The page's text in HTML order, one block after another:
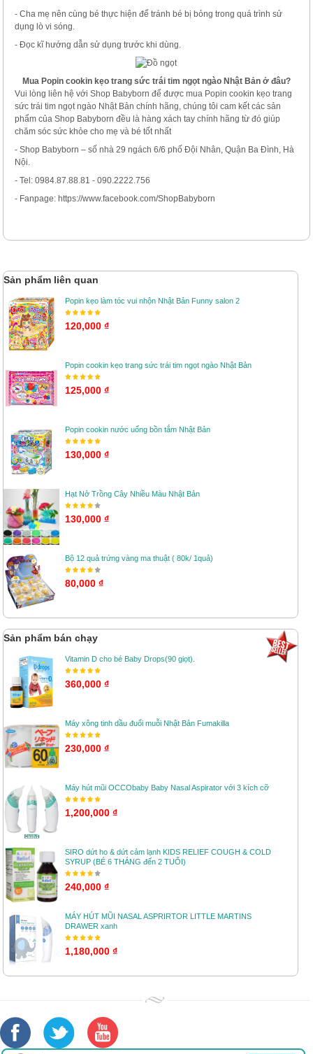
- Cha mẹ nên cùng bé thực hiện để tránh bé bị bỏng trong quá trình sử
dụng lò vi sóng.
- Đọc kĩ hướng dẫn sử dụng trước khi dùng.
Mua Popin cookin kẹo trang sức trái tim ngọt ngào Nhật Bản ở đâu?
Vui lòng liên hệ với Shop Babyborn để được mua Popin cookin kẹo trang
sức trái tim ngọt ngào Nhật Bản chính hãng, chúng tôi cam kết các sản
phẩm của Shop Babyborn đều là hàng xách tay chính hãng từ đó giúp
chăm sóc sức khỏe cho mẹ và bé tốt nhất
- Shop Babyborn – số nhà 29 ngách 6/6 phố Đội Nhân, Quận Ba Đình, Hà
Nội.
- Tel: 0984.87.88.81 - 090.2222.756
- Fanpage: https://www.facebook.com/ShopBabyborn
Sản phẩm liên quan
Popin kẹo làm tóc vui nhộn Nhật Bản Funny salon 2
120,000 ₫
Popin cookin kẹo trang sức trái tim ngọt ngào Nhật Bản
125,000 ₫
Popin cookin nước uống bồn tắm Nhật Bản
130,000 ₫
Hạt Nở Trồng Cây Nhiều Màu Nhật Bản
130,000 ₫
Bộ 12 quả trứng vàng ma thuật ( 80k/ 1quả)
80,000 ₫
Sản phẩm bán chạy
Vitamin D cho bé Baby Drops(90 giọt).
360,000 ₫
Máy xông tinh dầu đuổi muỗi Nhật Bản Fumakilla
230,000 ₫
Máy hút mũi OCCObaby Baby Nasal Aspirator với 3 kích cỡ
1,200,000 ₫
SIRO dứt ho & dứt cảm lạnh KIDS RELIEF COUGH & COLD
SYRUP (BÉ 6 THÁNG đến 2 TUỔI)
240,000 ₫
MÁY HÚT MŨI NASAL ASPRIRTOR LITTLE MARTINS
DRAWER xanh
1,180,000 ₫